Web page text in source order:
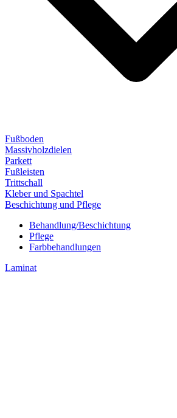
Fußboden
Massivholzdielen
Parkett
Fußleisten
Trittschall
Kleber und Spachtel
Beschichtung und Pflege
Behandlung/Beschichtung
Pflege
Farbbehandlungen
Laminat